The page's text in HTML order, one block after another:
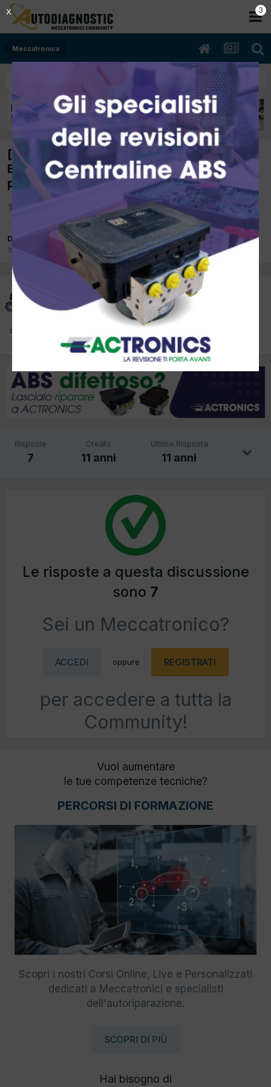
Meccatronica
[nissan micra 05/2005 1240cc cr12 59Kw
Benzina] spia motore accesa codice errore
p2135
Da pucciom
10 Luglio 2015
in Meccatronica
Inviato 10 Luglio 2015
spia motore accesa, codice errore p2135
Risposte
7
Creato
11 anni
Ultima Risposta
11 anni
Le risposte a questa discussione
sono 7
Sei un Meccatronico?
ACCEDI oppure REGISTRATI
per accedere a tutta la
Community!
Vuoi aumentare
le tue competenze tecniche?
PERCORSI DI FORMAZIONE
Scopri i nostri Corsi Online, Live e Personalizzati
dedicati a Meccatronici e specialisti
dell'autoriparazione.
SCOPRI DI PIÙ
Hai bisogno di
2
X